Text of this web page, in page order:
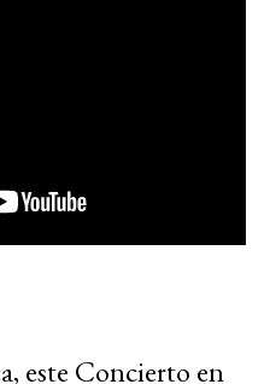
este Concierto en